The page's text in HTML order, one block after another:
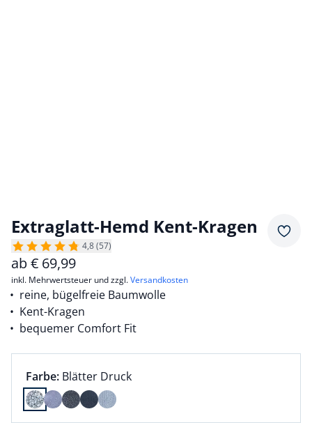
Extraglatt-Hemd Kent-Kragen
4,8 (57)
ab€ 69,99
inkl. Mehrwertsteuer und zzgl.Versandkosten
reine, bügelfreie Baumwolle
Kent-Kragen
bequemer Comfort Fit
Farbauswahl:
Farbe: aktuell ausgewählt:
Blätter Druck
Farbe Blätter Druck ausgewählt